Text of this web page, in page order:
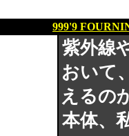
999'9
紫外線
おいて
えるの
本体、